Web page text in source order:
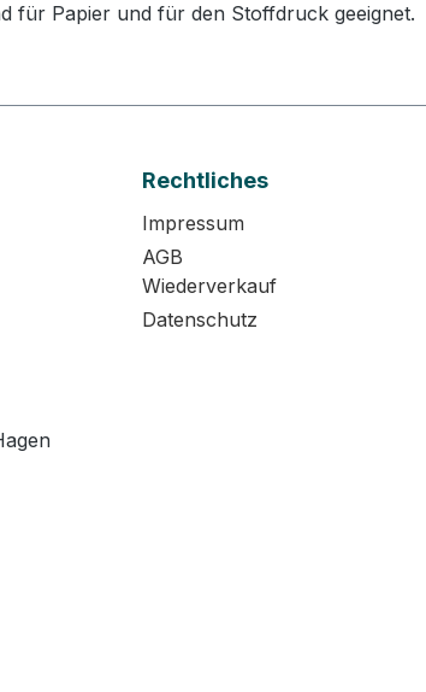
für Papier und für den Stoffdruck geeignet.
Rechtliches
Impressum
AGB
Wiederverkauf
Datenschutz